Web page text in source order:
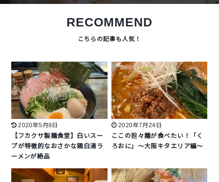
RECOMMEND
2020年5月8日
【フカクサ製麺食堂】白いスー
プが特徴的なおさかな鶏白湯ラ
ーメンが絶品
2020年7月24日
ここの担々麺が食べたい！「く
ろおに」～大阪キタエリア編～